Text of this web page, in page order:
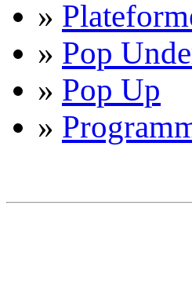
»
» Pop
» Pop Up
»